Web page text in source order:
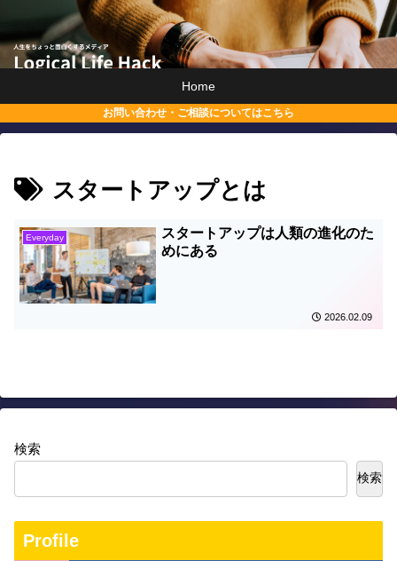
Home
お問い合わせ・ご相談についてはこちら
スタートアップとは
Everyday
スタートアップは人類の進化のた
めにある
2026.02.09
検索
検索
Profile